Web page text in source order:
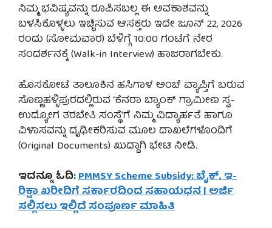
ನಿಮ್ಮ ಭವಿಷ್ಯವನ್ನು ರೂಪಿಸಬಲ್ಲ ಈ ಅವಕಾಶವನ್ನು
ಬಳಸಿಕೊಳ್ಳಲು ಇಚ್ಛಿಸುವ ಆಸಕ್ತರು ಇದೇ ಜೂನ್ 22, 2026
ರಂದು (ಸೋಮವಾರ) ಬೆಳಿಗ್ಗೆ 10:00 ಗಂಟೆಗೆ ನೇರ
ಸಂದರ್ಶನಕ್ಕೆ (Walk-in Interview) ಹಾಜರಾಗಬೇಕು.
ಹೊಸಕೋಟೆ ತಾಲೂಕಿನ ಹಸಿಗಾಳ ಅಂಚೆ ವ್ಯಾಪ್ತಿಗೆ ಬರುವ
ಸೊಣ್ಣಹಳ್ಳಿಪುರದಲ್ಲಿರುವ ‘ಕೆನರಾ ಬ್ಯಾಂಕ್ ಗ್ರಾಮೀಣ ಸ್ವ-
ಉದ್ಯೋಗ ತರಬೇತಿ ಸಂಸ್ಥೆ’ಗೆ ನಿಮ್ಮ ವಿದ್ಯಾರ್ಹತೆ ಹಾಗೂ
ವಿಳಾಸವನ್ನು ದೃಢೀಕರಿಸುವ ಮೂಲ ದಾಖಲೆಗಳೊಂದಿಗೆ
(Original Documents) ಖುದ್ದಾಗಿ ಭೇಟಿ ನೀಡಿ.
ಇದನ್ನೂ ಓದಿ:PMMSY Scheme Subsidy: ಬೈಕ್, ಇ-
ರಿಕ್ಷಾ ಖರೀದಿಗೆ ಸರ್ಕಾರದಿಂದ ಸಹಾಯಧನ | ಅರ್ಜಿ
ಸಲ್ಲಿಸಲು ಇಲ್ಲಿದೆ ಸಂಪೂರ್ಣ ಮಾಹಿತಿ